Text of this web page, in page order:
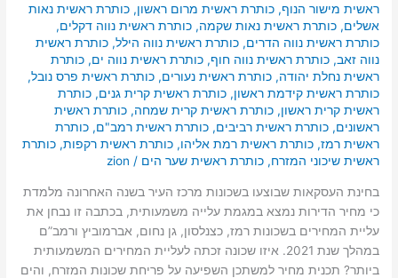
ראשית מישור הנוף,כותרת ראשית מרום ראשון,כותרת ראשית נאות
אשלים,כותרת ראשית נאות שקמה,כותרת ראשית נווה דקלים,
כותרת ראשית נווה הדרים,כותרת ראשית נווה הילל,כותרת ראשית
נווה זאב,כותרת ראשית נווה חוף,כותרת ראשית נווה ים,כותרת
ראשית נחלת יהודה,כותרת ראשית נעורים,כותרת ראשית פרס נובל,
כותרת ראשית קידמת ראשון,כותרת ראשית קרית גנים,כותרת
ראשית קרית ראשון,כותרת ראשית קרית שמחה,כותרת ראשית
ראשונים,כותרת ראשית רביבים,כותרת ראשית רמב"ם,כותרת
ראשית רמז,כותרת ראשית רמת אליהו,כותרת ראשית רקפות,כותרת
ראשית שיכוני המזרח,כותרת ראשית שער הים /
zion
בחינת העסקאות שבוצעו בשכונות מרכז העיר בשנה האחרונה מלמדת
כי מחיר הדירות נמצא במגמת עלייה משמעותית, בכתבה זו נבחן את
עליית המחירים בשכונות רמז, כצנלסון, גן נחום, אברמוביץ ורמב”ם
במהלך שנת 2021. איזו שכונה זכתה לעליית המחירים המשמעותית
ביותר? תכנית מחיר למשתכן השפיעה על פריחת שכונות המזרח, והים